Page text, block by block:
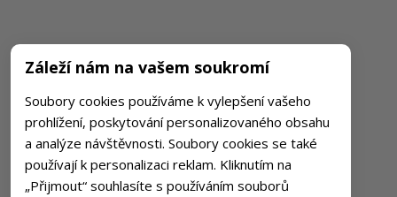
Záleží nám na vašem soukromí
Soubory cookies používáme k vylepšení vašeho
prohlížení, poskytování personalizovaného obsahu
a analýze návštěvnosti. Soubory cookies se také
používají k personalizaci reklam. Kliknutím na
„Přijmout“ souhlasíte s používáním souborů